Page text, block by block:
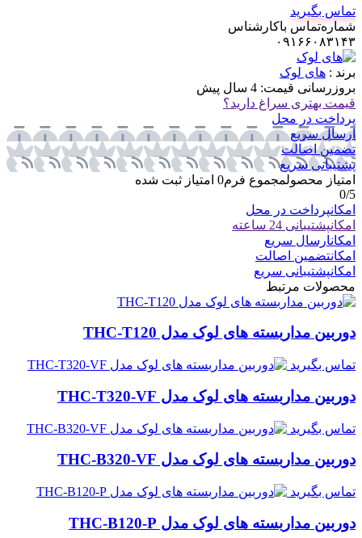
تماس بگیرید
شماره‌تماس‌ با‌کارشناس
۰۹۱۶۶۰۸۳۱۴۳
برند : های لوک
بروزرسانی قیمت: 4 سال پیش
قیمت بهتری سراغ دارید؟
پرداخت در محل
ارسال سریع
تضمین اصالت
پشتیبانی سریع
امتیاز محصولمجموع فرم0 امتیاز ثبت شده
0/5
امکانپرداخت در محل
امکانپشتیبانی 24 ساعته
امکانارسال سریع
امکانتضمین اصالت
امکانپشتیبانی سریع
محصولات مرتبط
دوربین مداربسته های لوک مدل THC-T120
تماس بگیرید
دوربین مداربسته های لوک مدل THC-T320-VF
تماس بگیرید
دوربین مداربسته های لوک مدل THC-B320-VF
تماس بگیرید
دوربین مداربسته های لوک مدل THC-B120-P